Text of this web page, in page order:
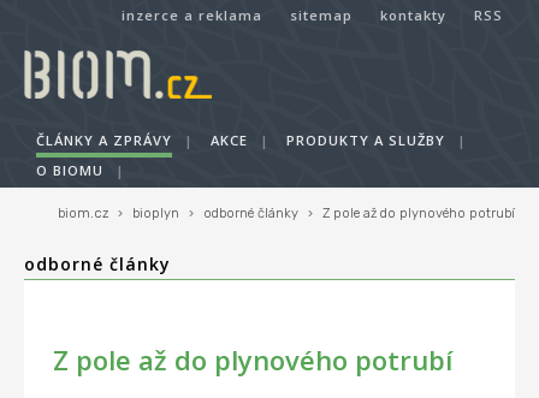
inzerce a reklama sitemap kontakty RSS
ČLÁNKY A ZPRÁVY | AKCE | PRODUKTY A SLUŽBY
|
O BIOMU
|
biom.cz › bioplyn › odborné články › Z pole až do plynového potrubí
odborné články
Z pole až do plynového potrubí